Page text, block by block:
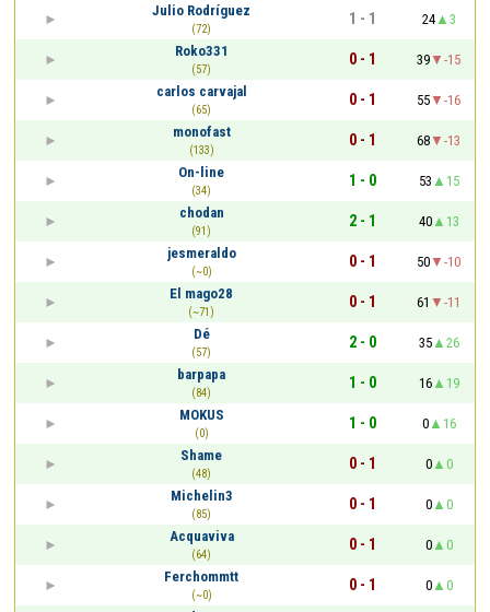
Julio Rodríguez
(72)
1 - 1 24
3
Roko331
(57)
0 - 1 39
-15
carlos carvajal
(65)
0 - 1 55
-16
monofast
(133)
0 - 1 68
-13
On-line
(34)
1 - 0 53
15
chodan
(91)
2 - 1 40
13
jesmeraldo
(~0)
0 - 1 50
-10
El mago28
(~71)
0 - 1 61
-11
Dé
(57)
2 - 0 35
26
barpapa
(84)
1 - 0 16
19
MOKUS
(0)
1 - 0 0
16
Shame
(48)
0 - 1 0
0
Michelin3
(85)
0 - 1 0
0
Acquaviva
(64)
0 - 1 0
0
Ferchommtt
(~0)
0 - 1 0
0